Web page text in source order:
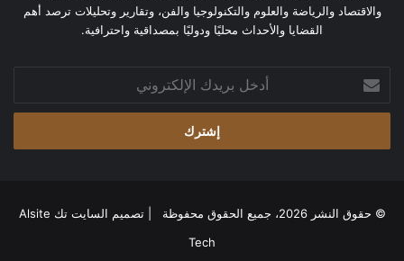
والاقتصاد والرياضة والعلوم والتكنولوجيا والفن، وتقارير وتحليلات ترصد أهم
القضايا والأحداث محليًا ودوليًا بمصداقية واحترافية.
بريدك
الإلكتروني
© حقوق النشر 2026، جميع الحقوق محفوظة | تصميم
السايت تك Alsite
Tech